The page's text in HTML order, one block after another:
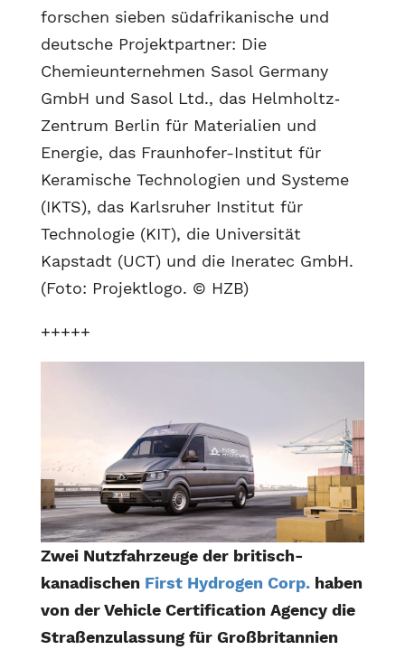
forschen sieben südafrikanische und
deutsche Projektpartner: Die
Chemieunternehmen Sasol Germany
GmbH und Sasol Ltd., das Helmholtz‐
Zentrum Berlin für Materialien und
Energie, das Fraunhofer-Institut für
Keramische Technologien und Systeme
(IKTS), das Karlsruher Institut für
Technologie (KIT), die Universität
Kapstadt (UCT) und die Ineratec GmbH.
(Foto: Projektlogo. © HZB)
+++++
Zwei Nutzfahrzeuge der britisch-
kanadischen First Hydrogen Corp.haben
von der Vehicle Certification Agency die
Straßenzulassung für Großbritannien